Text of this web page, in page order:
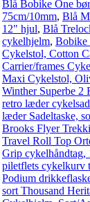
Blå Bobike One
75cm/10mm, Blå
12" hjul, Blå
cykelhjelm, Bobike
Cykelstol, Cotton
Carrier/frames
Maxi Cykelstol,
Winther Superbe 2
retro læder
læder Sadeltaske,
Brooks Flyer
Travel Roll Top
Grip cykelhåndtag,
piletflets cykelkurv
Podium
sort Thousand